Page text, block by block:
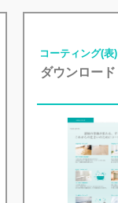
コーティング(表)
ダウンロード